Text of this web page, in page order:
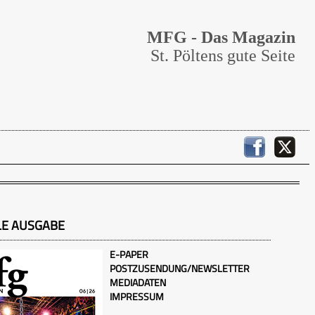
MFG - Das Magazin
St. Pöltens gute Seite
AUSGABE
E-PAPER
POSTZUSENDUNG/NEWSLETTER
MEDIADATEN
IMPRESSUM